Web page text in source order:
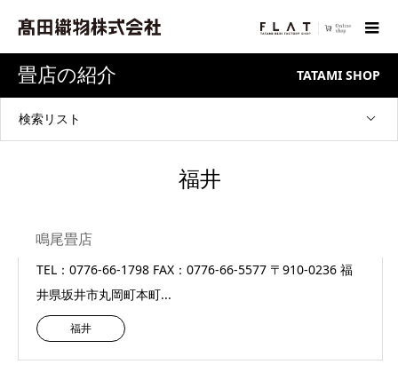
畳店の紹介 TATAMI SHOP
検索リスト
福井
鳴尾畳店
TEL：0776-66-1798 FAX：0776-66-5577 〒910-0236 福
井県坂井市丸岡町本町...
福井